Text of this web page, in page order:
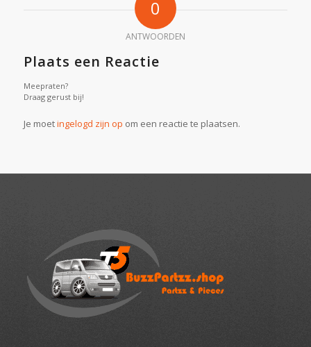
0
ANTWOORDEN
Plaats een Reactie
Meepraten?
Draag gerust bij!
Je moetingelogd zijn op om een reactie te plaatsen.